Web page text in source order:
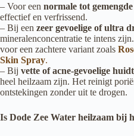
– Voor een normale tot
effectief en verfrissend.
– Bij een zeer gevoelige of ultra
mineralenconcentratie te intens
voor een zachtere variant zoals
Skin Spray.
– Bij vette of acne-gevoelige
heel heilzaam zijn. Het reinigt
ontstekingen zonder uit te drogen.
Is Dode Zee Water heilzaam bij